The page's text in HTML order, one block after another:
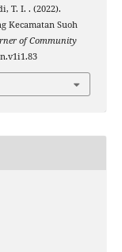
T. I. . (2022).
Kecamatan Suoh
of Community